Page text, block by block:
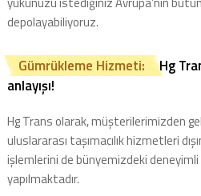
depolayabiliyoruz.
Gümrükleme Hizmeti:
Hg
anlayışı!
Hg Trans olarak, müşterilerimizden
uluslararası taşımacılık hizmetleri
işlemlerini de bünyemizdeki
yapılmaktadır.